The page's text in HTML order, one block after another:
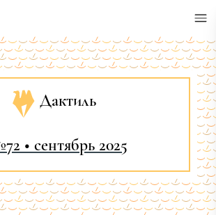
Дактиль
• сентябрь 2025